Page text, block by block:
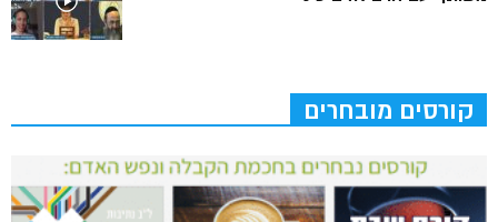
קורסים מובחרים